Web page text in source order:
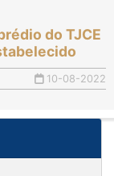
do TJCE
10-08-2022